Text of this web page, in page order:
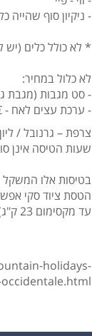
- ניקיון סוף שהייה
* לא כולל כלים (יש
לא כלול במחיר:
- סט מגבות (מגבת
- ערכת עצים לאח - 20€
צרפת – גרנובל /
שעות הטיסה אינן
בטיסות אלו המשקל המותר 23 ק"ג מזוודה לבטן המטוס + 7
הטסת ציוד סקי
עד מקסימום 23 ק"ג)!
holidays-